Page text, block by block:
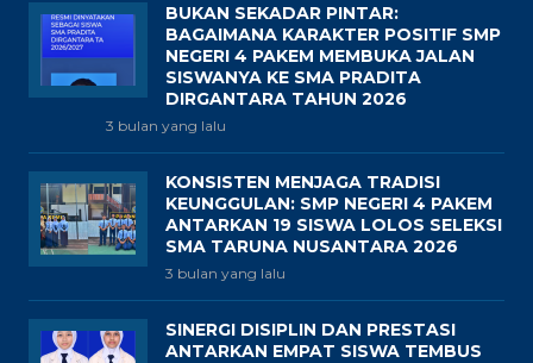
BUKAN SEKADAR PINTAR:
BAGAIMANA KARAKTER POSITIF SMP
NEGERI 4 PAKEM MEMBUKA JALAN
SISWANYA KE SMA PRADITA
DIRGANTARA TAHUN 2026
3 bulan yang lalu
KONSISTEN MENJAGA TRADISI
KEUNGGULAN: SMP NEGERI 4 PAKEM
ANTARKAN 19 SISWA LOLOS SELEKSI
SMA TARUNA NUSANTARA 2026
3 bulan yang lalu
SINERGI DISIPLIN DAN PRESTASI
ANTARKAN EMPAT SISWA TEMBUS